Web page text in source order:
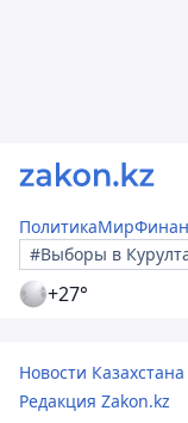
ПолитикаМир
#Выборы в
+27°
Новости
Редакция Zakon.kz